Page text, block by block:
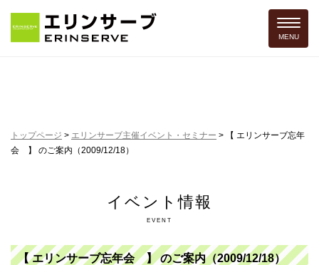
Toggle
MENU
トップページ > エリンサーブ主催イベント・セミナー >
【 エリンサーブ忘年
会 】 のご案内（2009/12/18）
イベント情報
EVENT
【 エリンサーブ忘年会 】 のご案内（2009/12/18）